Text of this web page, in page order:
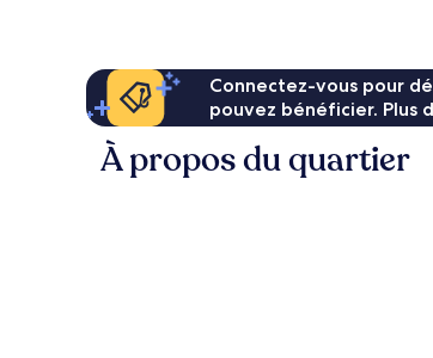
Connectez-vous pour
pouvez bénéficier. Plus
À propos du quartier